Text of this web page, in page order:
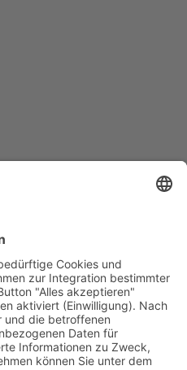
07.01.2026